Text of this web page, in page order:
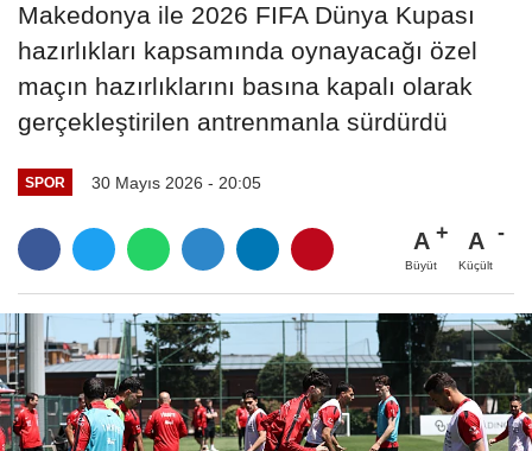
Makedonya ile 2026 FIFA Dünya Kupası
hazırlıkları kapsamında oynayacağı özel
maçın hazırlıklarını basına kapalı olarak
gerçekleştirilen antrenmanla sürdürdü
SPOR 30 Mayıs 2026 - 20:05
A
Büyüt
A
Küçült